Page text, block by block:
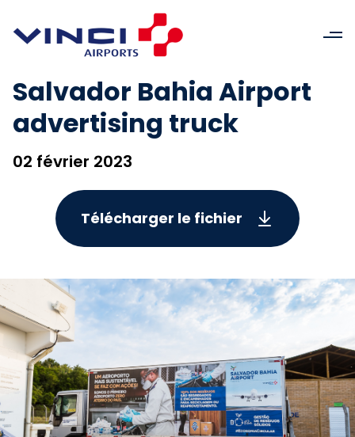
Salvador Bahia Airport
advertising truck
02 février 2023
Télécharger le fichier